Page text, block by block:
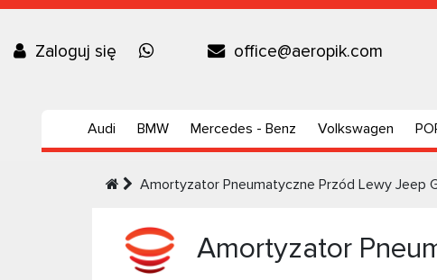
Zaloguj się office@aeropik.com
Audi BMW Mercedes - Benz Volkswagen
Amortyzator Pneumatyczne Przód Lewy Jeep
Amortyzator